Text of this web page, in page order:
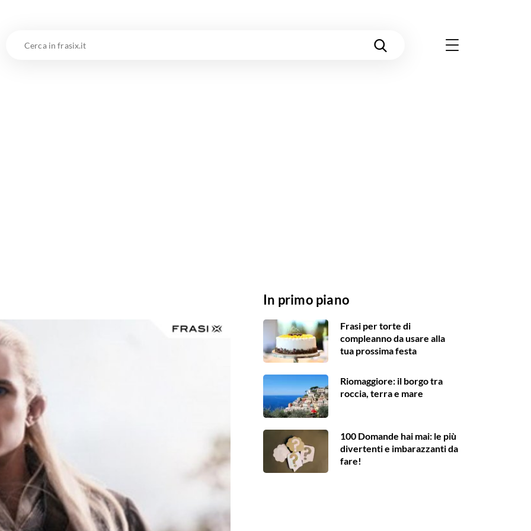
In primo piano
Frasi per torte di
compleanno da usare alla
tua prossima festa
Riomaggiore: il borgo tra
roccia, terra e mare
100 Domande hai mai: le più
divertenti e imbarazzanti da
fare!